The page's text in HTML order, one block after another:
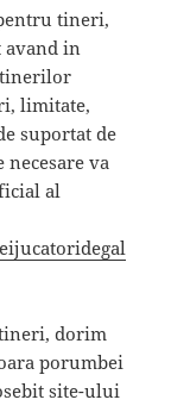
tineri,
avand in
tinerilor
limitate,
suportat de
va
al
dorim
porumbei
site-ului